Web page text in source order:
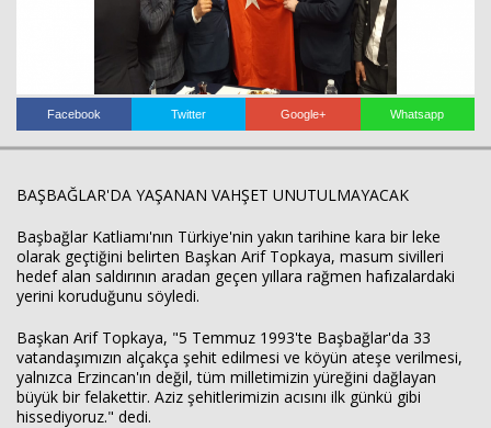
Facebook Twitter Google+ Whatsapp
BAŞBAĞLAR'DA YAŞANAN VAHŞET UNUTULMAYACAK
Başbağlar Katliamı'nın Türkiye'nin yakın tarihine kara bir leke
olarak geçtiğini belirten Başkan Arif Topkaya, masum sivilleri
hedef alan saldırının aradan geçen yıllara rağmen hafızalardaki
yerini koruduğunu söyledi.
Başkan Arif Topkaya, "5 Temmuz 1993'te Başbağlar'da 33
vatandaşımızın alçakça şehit edilmesi ve köyün ateşe verilmesi,
yalnızca Erzincan'ın değil, tüm milletimizin yüreğini dağlayan
büyük bir felakettir. Aziz şehitlerimizin acısını ilk günkü gibi
hissediyoruz." dedi.